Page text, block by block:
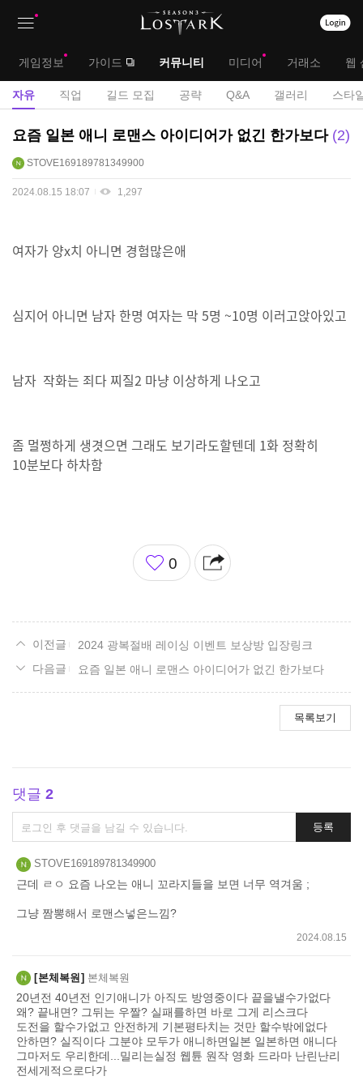
대
메
뉴
게임정보 가이드 커뮤니티 미디어 거래소 웹
서
자유 직업 길드 모집 공략 Q&A 갤러리 스타
자
게
요즘 일본 애니 로맨스 아이디어가 없긴 한가보다 2
STOVE169189781349900
2024.08.15 18:07 1,297
여자가 양x치 아니면 경험많은애
심지어 아니면 남자 한명 여자는 막 5명 ~10명 이러고앉아있고
남자 작화는 죄다 찌질2 마냥 이상하게 나오고
좀 멀쩡하게 생겻으면 그래도 보기라도할텐데 1화 정확히
10분보다 하차함
좋
아
0
2024 광복절배 레이싱 이벤트 보상방 입장링크
요즘 일본 애니 로맨스 아이디어가 없긴 한가보다
목록보기
댓글 2
댓
글
쓰
기
등록
STOVE169189781349900
근데 ㄹㅇ 요즘 나오는 애니 꼬라지들을 보면 너무 역겨움 ;
그냥 짬뽕해서 로맨스넣은느낌?
2024.08.15
본체복원 본체복원
20년전 40년전 인기애니가 아직도 방영중이다 끝을낼수가없다
왜? 끝내면? 그뒤는 우짤? 실패를하면 바로 그게 리스크다
도전을 할수가없고 안전하게 기본평타치는 것만 할수밖에없다
안하면? 실직이다 그분야 모두가 애니하면일본 일본하면 애니다
그마저도 우리한데...밀리는실정 웹튠 원작 영화 드라마 난린난리
전세게적으로다가